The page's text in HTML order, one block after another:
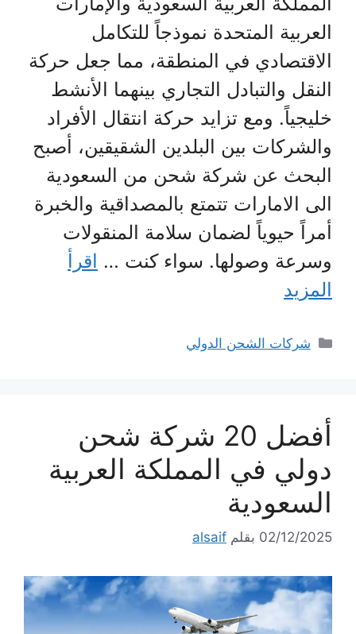
العربية المتحدة نموذجاً للتكامل
الاقتصادي في المنطقة، مما جعل حركة
النقل والتبادل التجاري بينهما الأنشط
خليجياً. ومع تزايد حركة انتقال الأفراد
والشركات بين البلدين الشقيقين، أصبح
البحث عن شركة شحن من السعودية
الى الامارات تتمتع بالمصداقية والخبرة
أمراً حيوياً لضمان سلامة المنقولات
وسرعة وصولها. سواء كنت … اقرأ
المزيد
التصنيفات
شركات الشحن الدولي
أفضل 20 شركة شحن
دولي في المملكة العربية
السعودية
02/12/2025 بقلم alsaif